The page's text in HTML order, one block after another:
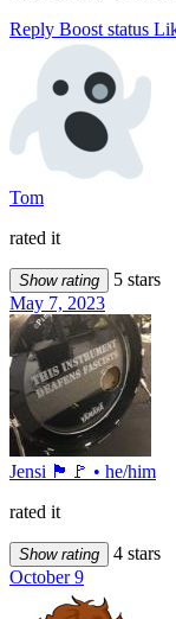
Reply Boost status
Tom
rated it
Show rating
5 stars
May 7, 2023
Jensi 🏴🚩 • he/him
rated it
Show rating
4 stars
October 9